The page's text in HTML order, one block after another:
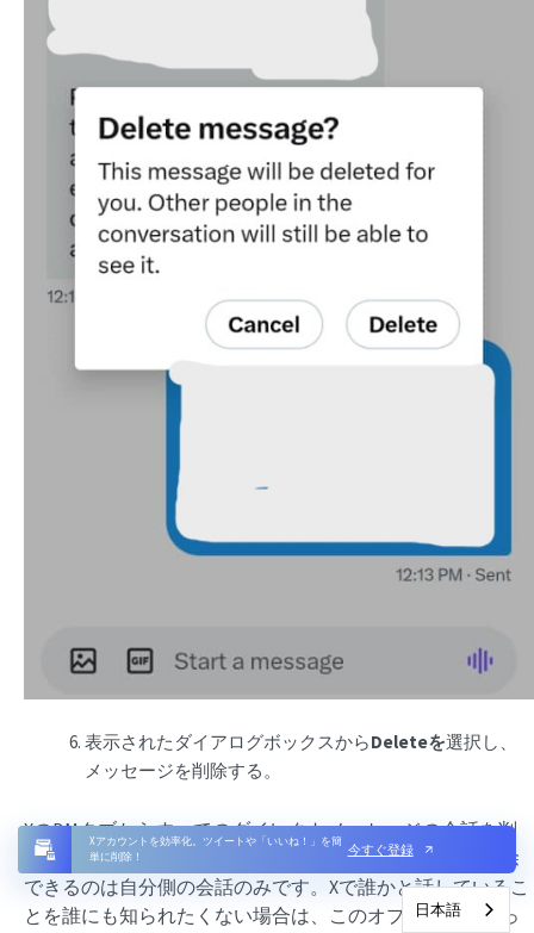
表示されたダイアログボックスからDeleteを選択し、
メッセージを削除する。
XのDMタブからすべてのダイレクトメッセージの会話を削
除することもできます。ただし、メッセージと同様、削除
できるのは自分側の会話のみです。Xで誰かと話しているこ
とを誰にも知られたくない場合は、このオプションを使っ
Xアカウントを効率化。ツイートや「いいね！」を簡
単に削除！
今すぐ登録
日本語